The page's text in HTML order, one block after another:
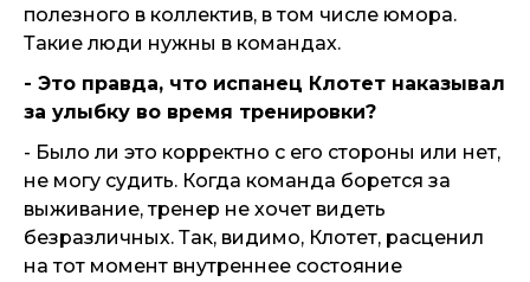
полезного в коллектив, в том числе юмора.
Такие люди нужны в командах.
- Это правда, что испанец Клотет наказывал
за улыбку во время тренировки?
- Было ли это корректно с его стороны или нет,
не могу судить. Когда команда борется за
выживание, тренер не хочет видеть
безразличных. Так, видимо, Клотет, расценил
на тот момент внутреннее состояние